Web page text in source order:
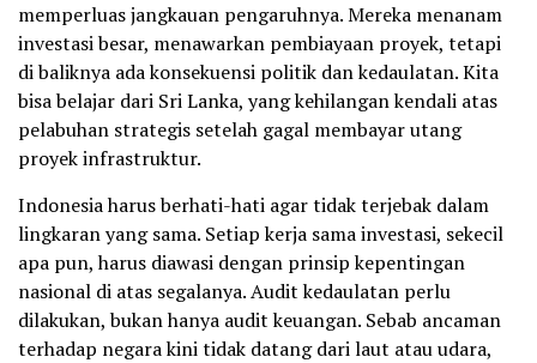
memperluas jangkauan pengaruhnya. Mereka menanam
investasi besar, menawarkan pembiayaan proyek, tetapi
di baliknya ada konsekuensi politik dan kedaulatan. Kita
bisa belajar dari Sri Lanka, yang kehilangan kendali atas
pelabuhan strategis setelah gagal membayar utang
proyek infrastruktur.
Indonesia harus berhati-hati agar tidak terjebak dalam
lingkaran yang sama. Setiap kerja sama investasi, sekecil
apa pun, harus diawasi dengan prinsip kepentingan
nasional di atas segalanya. Audit kedaulatan perlu
dilakukan, bukan hanya audit keuangan. Sebab ancaman
terhadap negara kini tidak datang dari laut atau udara,